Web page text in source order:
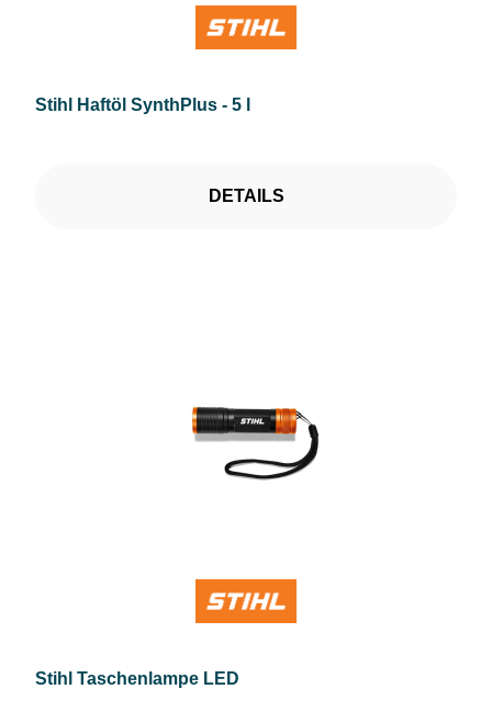
Stihl Haftöl SynthPlus - 5 l
DETAILS
Stihl Taschenlampe LED